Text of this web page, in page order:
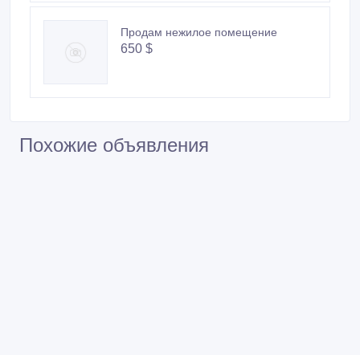
Продам нежилое помещение
650 $
Похожие объявления